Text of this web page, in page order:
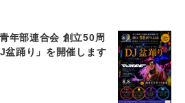
年部連合会 創立50周
盆踊り」を開催します